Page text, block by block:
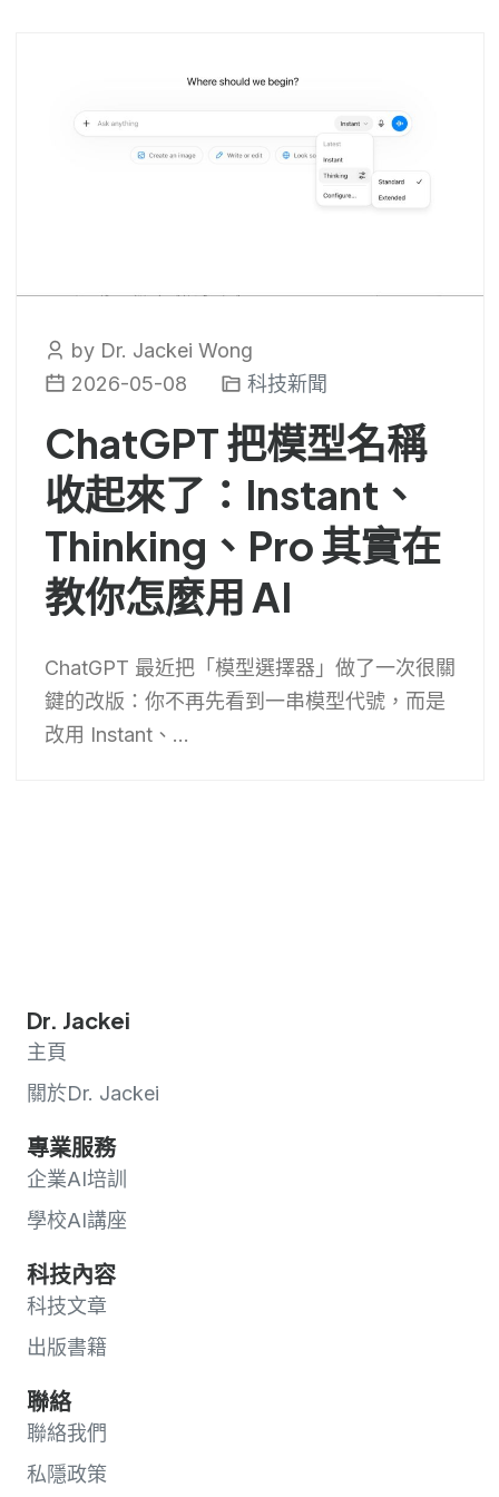
by Dr. Jackei Wong
2026-05-08
科技新聞
ChatGPT 把模型名稱
收起來了：Instant、
Thinking、Pro 其實在
教你怎麼用 AI
ChatGPT 最近把「模型選擇器」做了一次很關
鍵的改版：你不再先看到一串模型代號，而是
改用 Instant、...
Dr. Jackei
主頁
關於Dr. Jackei
專業服務
企業AI培訓
學校AI講座
科技內容
科技文章
出版書籍
聯絡
聯絡我們
私隱政策